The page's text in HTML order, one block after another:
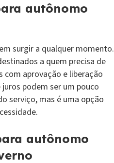
autônomo
surgir a qualquer momento.
a quem precisa de
com aprovação e liberação
podem ser um pouco
serviço, mas é uma opção
autônomo